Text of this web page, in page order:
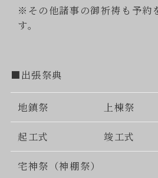
※その他諸事の御祈祷も予約
す。
■出張祭典
地鎮祭 上棟祭
起工式 竣工式
宅神祭（神棚祭）